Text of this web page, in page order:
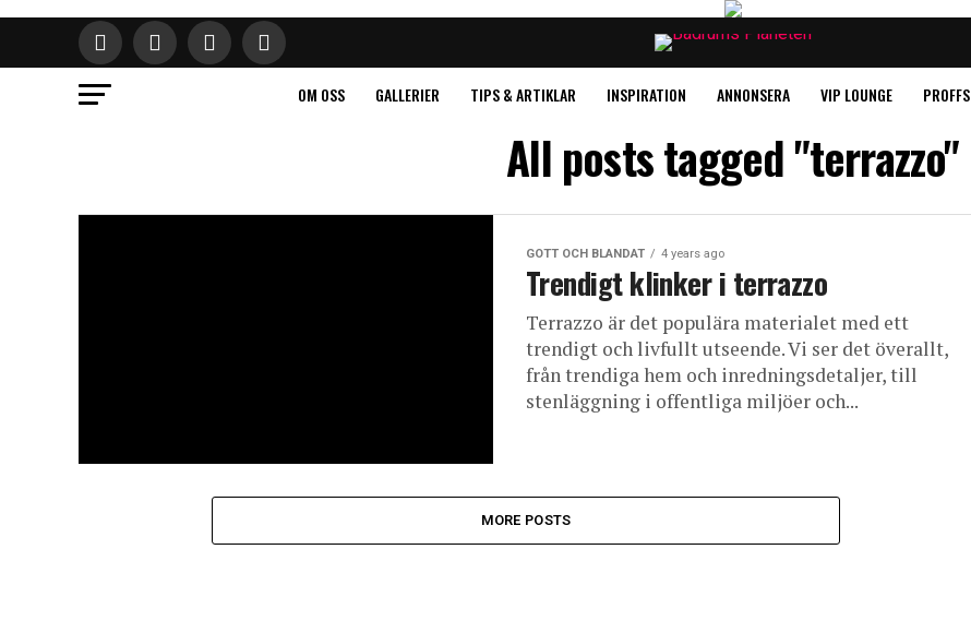
OM OSS GALLERIER TIPS & ARTIKLAR INSPIRATION ANNONSERA VIP LOUNGE PROFFS
All posts tagged "terrazzo"
GOTT OCH BLANDAT 4 years ago
Trendigt klinker i terrazzo
Terrazzo är det populära materialet med ett
trendigt och livfullt utseende. Vi ser det överallt,
från trendiga hem och inredningsdetaljer, till
stenläggning i offentliga miljöer och...
MORE POSTS